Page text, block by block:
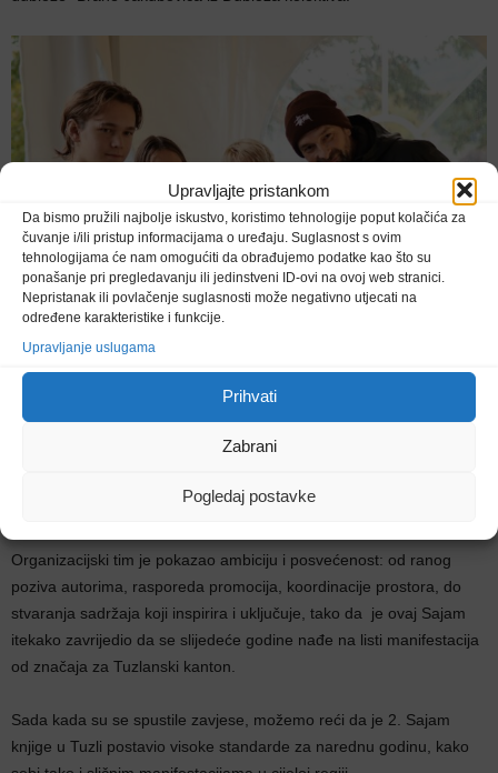
Upravljajte pristankom
Da bismo pružili najbolje iskustvo, koristimo tehnologije poput kolačića za
čuvanje i/ili pristup informacijama o uređaju. Suglasnost s ovim
tehnologijama će nam omogućiti da obrađujemo podatke kao što su
ponašanje pri pregledavanju ili jedinstveni ID-ovi na ovoj web stranici.
Nepristanak ili povlačenje suglasnosti može negativno utjecati na
određene karakteristike i funkcije.
Upravljanje uslugama
Prihvati
Zabrani
Pogledaj postavke
Ovo izdanje Sajma potvrdilo je težnju organizatora iz UG Activus i
samog grada Tuzle, te Tuzlanskog kantona da postane sredšte
književne razmjene, ne samo na lokalnom, nego i regionalnoj
uspješno izgradio ime događaja kojem se vraća.
Organizacijski tim je pokazao ambiciju i posvećenost: od ranog
poziva autorima, rasporeda promocija, koordinacije prostora, do
stvaranja sadržaja koji inspirira i uključuje, tako da je ovaj Sajam
itekako zavrijedio da se slijedeće godine nađe na listi manifestacija
od značaja za Tuzlanski kanton.
Sada kada su se spustile zavjese, možemo reći da je 2. Sajam
knjige u Tuzli postavio visoke standarde za narednu godinu, kako